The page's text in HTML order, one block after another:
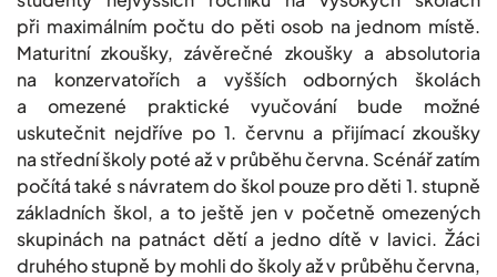
při maximálním počtu do pěti osob na jednom místě.
Maturitní zkoušky, závěrečné zkoušky a absolutoria
na konzervatořích a vyšších odborných školách
a omezené praktické vyučování bude možné
uskutečnit nejdříve po 1. červnu a přijímací zkoušky
na střední školy poté až v průběhu června. Scénář zatím
počítá také s návratem do škol pouze pro děti 1. stupně
základních škol, a to ještě jen v početně omezených
skupinách na patnáct dětí a jedno dítě v lavici. Žáci
druhého stupně by mohli do školy až v průběhu června,